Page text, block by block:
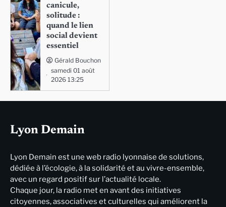
canicule,
solitude :
quand le lien
social devient
essentiel
Gérald Bouchon
samedi 01 août
2026 13:25
Lyon Demain
Lyon Demain est une web radio lyonnaise de solutions,
dédiée à l’écologie, à la solidarité et au vivre-ensemble,
avec un regard positif sur l’actualité locale.
Chaque jour, la radio met en avant des initiatives
citoyennes, associatives et culturelles qui améliorent la